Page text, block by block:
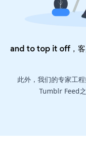
and to top it off，
此外，我们的专家工
Tumblr Feed